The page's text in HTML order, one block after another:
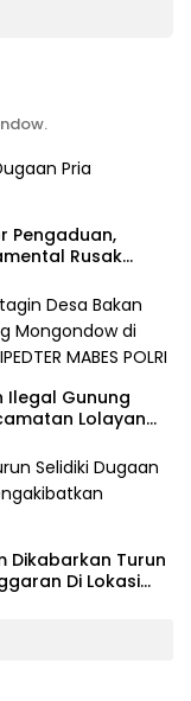
Pengaduan,
Rusak
Ilegal Gunung
Lolayan
Bareskrim
Dikabarkan Turun
Di Lokasi